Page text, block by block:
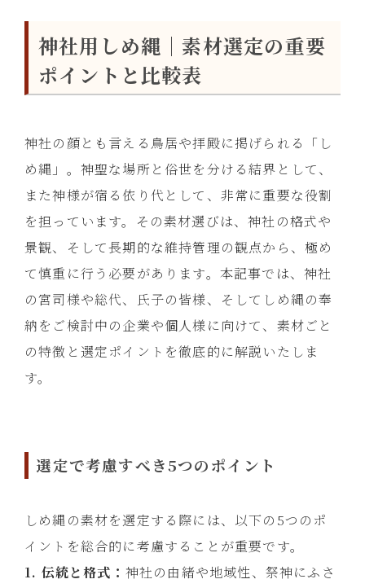
神社用しめ縄｜素材選定の重要
ポイントと比較表
神社の顔とも言える鳥居や拝殿に掲げられる「し
め縄」。神聖な場所と俗世を分ける結界として、
また神様が宿る依り代として、非常に重要な役割
を担っています。その素材選びは、神社の格式や
景観、そして長期的な維持管理の観点から、極め
て慎重に行う必要があります。本記事では、神社
の宮司様や総代、氏子の皆様、そしてしめ縄の奉
納をご検討中の企業や個人様に向けて、素材ごと
の特徴と選定ポイントを徹底的に解説いたしま
す。
選定で考慮すべき5つのポイント
しめ縄の素材を選定する際には、以下の5つのポ
イントを総合的に考慮することが重要です。
1. 伝統と格式： 神社の由緒や地域性、祭神にふさ